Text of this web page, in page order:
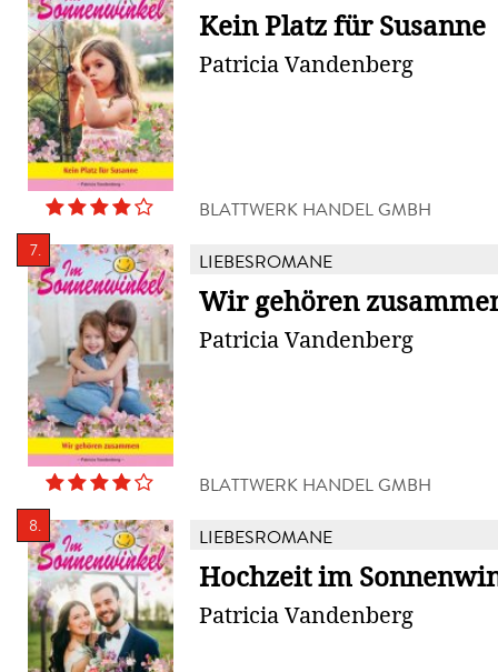
Kein Platz für Susanne
Patricia Vandenberg
BLATTWERK HANDEL GMBH
7. LIEBESROMANE
Wir gehören
Patricia Vandenberg
BLATTWERK HANDEL GMBH
8. LIEBESROMANE
Hochzeit im
Patricia Vandenberg